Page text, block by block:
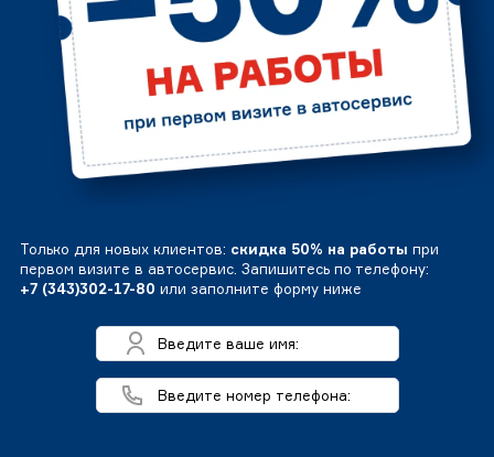
Только для новых клиентов: скидка 50% на работы при
первом визите в автосервис. Запишитесь по телефону:
+7 (343)302-17-80 или заполните форму ниже